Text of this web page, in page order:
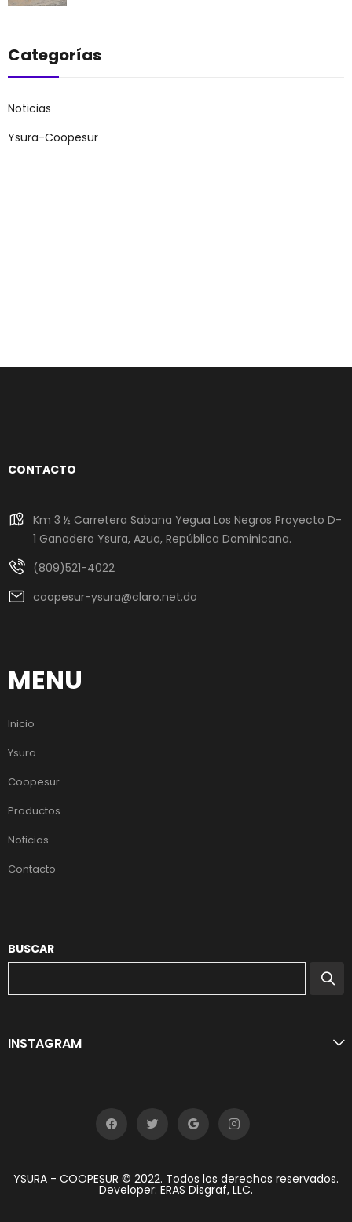
Categorías
Noticias
Ysura-Coopesur
CONTACTO
Km 3 ½ Carretera Sabana Yegua Los Negros Proyecto D-
1 Ganadero Ysura, Azua, República Dominicana.
(809)521-4022
coopesur-ysura@claro.net.do
MENU
Inicio
Ysura
Coopesur
Productos
Noticias
Contacto
BUSCAR
INSTAGRAM
YSURA - COOPESUR © 2022. Todos los derechos reservados.
Developer: ERAS Disgraf, LLC.